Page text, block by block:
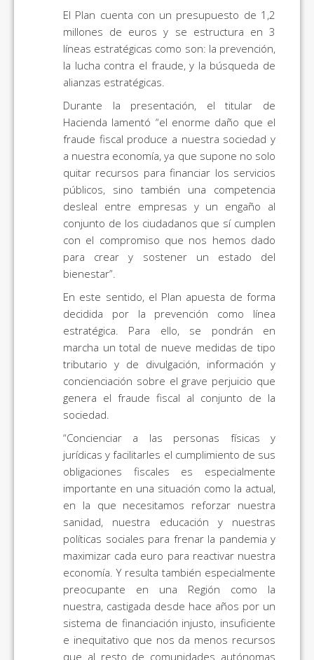
El Plan cuenta con un presupuesto de 1,2
millones de euros y se estructura en 3
líneas estratégicas como son: la prevención,
la lucha contra el fraude, y la búsqueda de
alianzas estratégicas.
Durante la presentación, el titular de
Hacienda lamentó “el enorme daño que el
fraude fiscal produce a nuestra sociedad y
a nuestra economía, ya que supone no solo
quitar recursos para financiar los servicios
públicos, sino también una competencia
desleal entre empresas y un engaño al
conjunto de los ciudadanos que sí cumplen
con el compromiso que nos hemos dado
para crear y sostener un estado del
bienestar”.
En este sentido, el Plan apuesta de forma
decidida por la prevención como línea
estratégica. Para ello, se pondrán en
marcha un total de nueve medidas de tipo
tributario y de divulgación, información y
concienciación sobre el grave perjuicio que
genera el fraude fiscal al conjunto de la
sociedad.
“Concienciar a las personas físicas y
jurídicas y facilitarles el cumplimiento de sus
obligaciones fiscales es especialmente
importante en una situación como la actual,
en la que necesitamos reforzar nuestra
sanidad, nuestra educación y nuestras
políticas sociales para frenar la pandemia y
maximizar cada euro para reactivar nuestra
economía. Y resulta también especialmente
preocupante en una Región como la
nuestra, castigada desde hace años por un
sistema de financiación injusto, insuficiente
e inequitativo que nos da menos recursos
que al resto de comunidades autónomas